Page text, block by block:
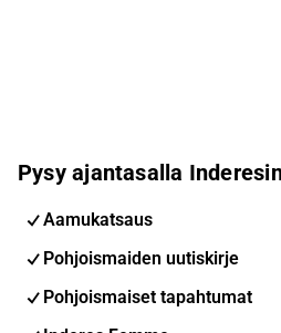
Pysy ajantasalla
Aamukatsaus
Pohjoismaiden uutiskirje
Pohjoismaiset tapahtumat